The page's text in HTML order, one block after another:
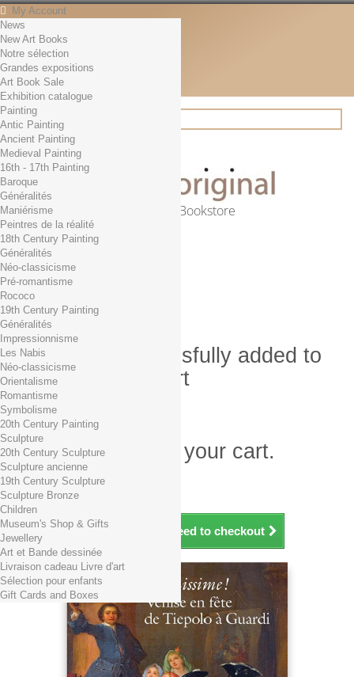
My Account
Contact
English
English
Français
News
Search
Online Art Bookstore
Cart (empty)
No products
Free shipping!
0,00 € Total
Check out
Product successfully added to
your shopping cart
Quantity
Total
There is 1 item in your cart.
Total products (tax incl.)
Total shipping TTC
Total (tax incl.)
Continue shopping Proceed to checkout
News
New Art Books
Notre sélection
Grandes expositions
Art Book Sale
Exhibition catalogue
Painting
Antic Painting
Ancient Painting
Medieval Painting
16th - 17th Painting
Baroque
Généralités
Maniérisme
Peintres de la réalité
18th Century Painting
Généralités
Néo-classicisme
Pré-romantisme
Rococo
19th Century Painting
Généralités
Impressionnisme
Les Nabis
Néo-classicisme
Orientalisme
Romantisme
Symbolisme
20th Century Painting
Sculpture
20th Century Sculpture
Sculpture ancienne
19th Century Sculpture
Sculpture Bronze
Children
Museum's Shop & Gifts
Jewellery
Art et Bande dessinée
Livraison cadeau Livre d'art
Sélection pour enfants
Gift Cards and Boxes